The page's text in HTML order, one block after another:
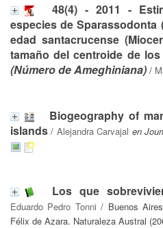
48(4) - 2011 -
especies de Sparassodonta
edad santacrucense
tamaño del centroide de
(Número de Ameghiniana) /
Biogeography of
islands / Alejandra Carvajal en
Los que
Eduardo Pedro Tonni / Buenos
Félix de Azara. Naturaleza Austral